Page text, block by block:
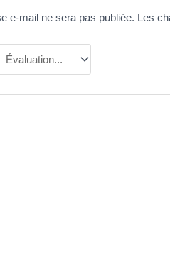
e-mail ne sera pas publiée. Les